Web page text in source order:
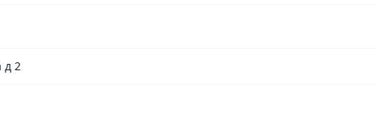
д 2